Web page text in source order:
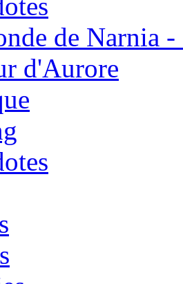
de Narnia
d'Aurore